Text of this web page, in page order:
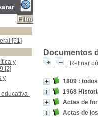
Documentos
Refinar
1809 :
1968
Actas de
Actas de
[51]
y gobierno-- 1809
y
[2]
y
Colombia
Historia--Santander